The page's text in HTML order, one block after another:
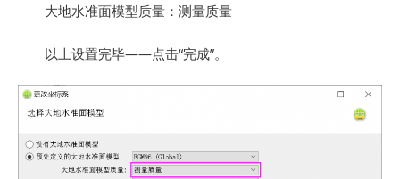
大地水准面模型质量：测量质量
以上设置完毕——点击“完成”。